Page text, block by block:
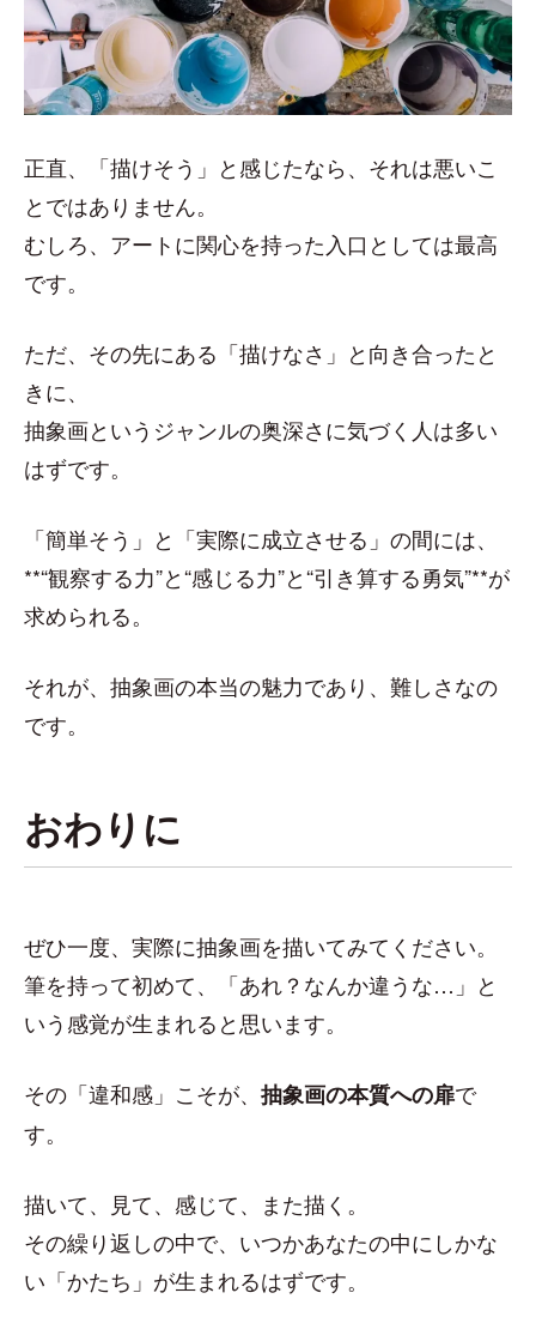
正直、「描けそう」と感じたなら、それは悪いこ
とではありません。
むしろ、アートに関心を持った入口としては最高
です。
ただ、その先にある「描けなさ」と向き合ったと
きに、
抽象画というジャンルの奥深さに気づく人は多い
はずです。
「簡単そう」と「実際に成立させる」の間には、
**“観察する力”と“感じる力”と“引き算する勇気”**が
求められる。
それが、抽象画の本当の魅力であり、難しさなの
です。
おわりに
ぜひ一度、実際に抽象画を描いてみてください。
筆を持って初めて、「あれ？なんか違うな…」と
いう感覚が生まれると思います。
その「違和感」こそが、 抽象画の本質への扉で
す。
描いて、見て、感じて、また描く。
その繰り返しの中で、いつかあなたの中にしかな
い「かたち」が生まれるはずです。